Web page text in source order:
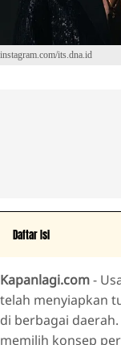
instagram.com/its.dna.id
Daftar Isi
Ciri Khas
Ajang
Kapanlagi.com-
telah menyiapkan
di berbagai
memilih konsep